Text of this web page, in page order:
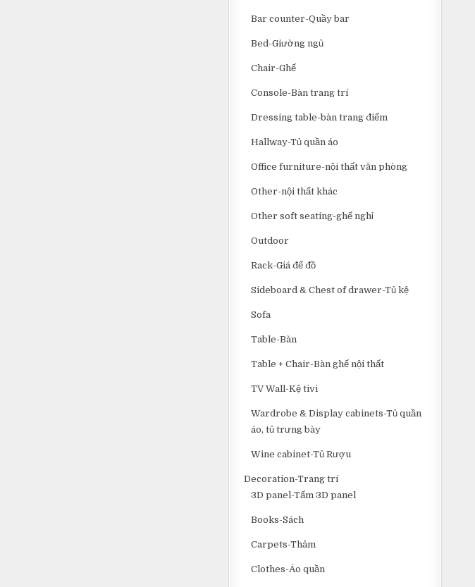
Bar counter-Quầy bar
Bed-Giường ngủ
Chair-Ghế
Console-Bàn trang trí
Dressing table-bàn trang điểm
Hallway-Tủ quần áo
Office furniture-nội thất văn phòng
Other-nội thất khác
Other soft seating-ghế nghỉ
Outdoor
Rack-Giá để đồ
Sideboard & Chest of drawer-Tủ kệ
Sofa
Table-Bàn
Table + Chair-Bàn ghế nội thất
TV Wall-Kệ tivi
Wardrobe & Display cabinets-Tủ quần
áo, tủ trưng bày
Wine cabinet-Tủ Rượu
Decoration-Trang trí
3D panel-Tấm 3D panel
Books-Sách
Carpets-Thảm
Clothes-Áo quần